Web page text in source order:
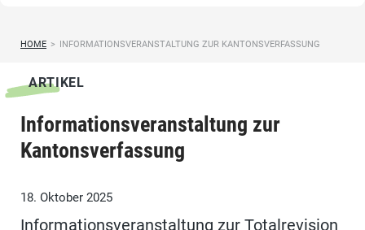
HOME > INFORMATIONSVERANSTALTUNG ZUR KANTONSVERFASSUNG
ARTIKEL
Informationsveranstaltung zur
Kantonsverfassung
18. Oktober 2025
Informationsveranstaltung zur Totalrevision